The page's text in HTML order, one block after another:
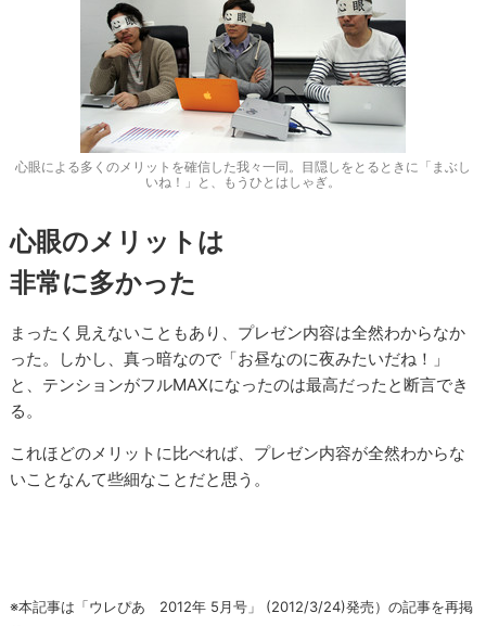
心眼による多くのメリットを確信した我々一同。目隠しをとるときに「まぶし
いね！」と、もうひとはしゃぎ。
心眼のメリットは
非常に多かった
まったく見えないこともあり、プレゼン内容は全然わからなか
った。しかし、真っ暗なので「お昼なのに夜みたいだね！」
と、テンションがフルMAXになったのは最高だったと断言でき
る。
これほどのメリットに比べれば、プレゼン内容が全然わからな
いことなんて些細なことだと思う。
※本記事は「ウレぴあ 2012年 5月号」 (2012/3/24)発売）の記事を再掲